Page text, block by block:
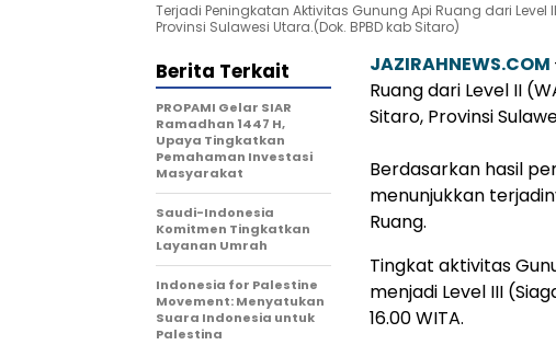
Terjadi Peningkatan Aktivitas Gunung Api Ruang dari Level
Provinsi Sulawesi Utara.(Dok. BPBD kab Sitaro)
JAZIRAHNEWS.COM
Ruang dari Level II
Sitaro, Provinsi
Berdasarkan hasil
menunjukkan
Ruang.
Tingkat aktivitas
menjadi Level III
16.00 WITA.
Berita Terkait
PROPAMI Gelar SIAR
Ramadhan 1447 H,
Upaya Tingkatkan
Pemahaman Investasi
Masyarakat
Saudi-Indonesia
Komitmen Tingkatkan
Layanan Umrah
Indonesia for Palestine
Movement: Menyatukan
Suara Indonesia untuk
Palestina